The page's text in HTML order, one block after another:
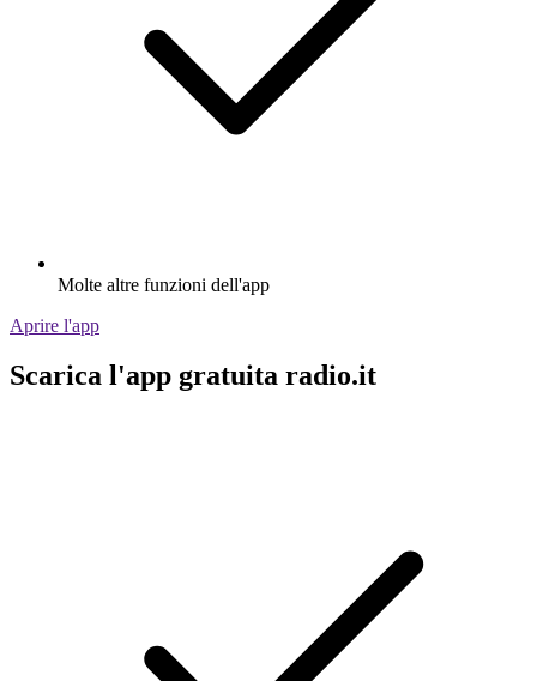
Molte altre funzioni dell'app
Aprire l'app
Scarica l'app gratuita radio.it